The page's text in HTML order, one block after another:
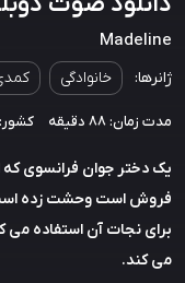
Madeline
ژانرها: خانوادگی
مدت زمان: 88 دقیقه کشور:
یک دختر جوان فرانسوی
فروش است وحشت زده است
برای نجات آن استفاده می
می کند.